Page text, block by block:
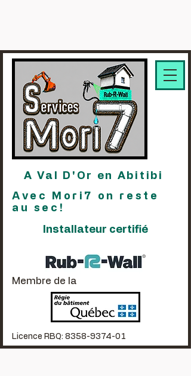
A Val D'Or en Abitibi
Avec Mori7 on reste
au sec!
Installateur certifié
Membre de la
Licence RBQ: 8358-9374-01